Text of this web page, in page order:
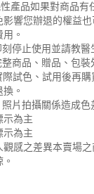
產品如果對商品有
響您辦退的權益
。
停止使用並請教醫
商品、贈品、包裝
試色、試用後再
。
片拍攝關係造成色
示為主
示為主
觀感之差異本賣場